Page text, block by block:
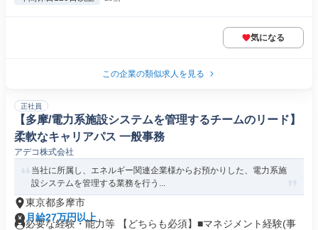
気になる
この企業の類似求人を見る
正社員
【多摩/電力系施設システムを管理するチームのリード】
柔軟なキャリアパス 一般事務
アデコ株式会社
当社に所属し、エネルギー関連企業様からお預かりした、電力系施
設システムを管理する業務を行う...
東京都多摩市
月給27万円以上
必要な経験・能力等 【どちらも必須】■マネジメント経験(事